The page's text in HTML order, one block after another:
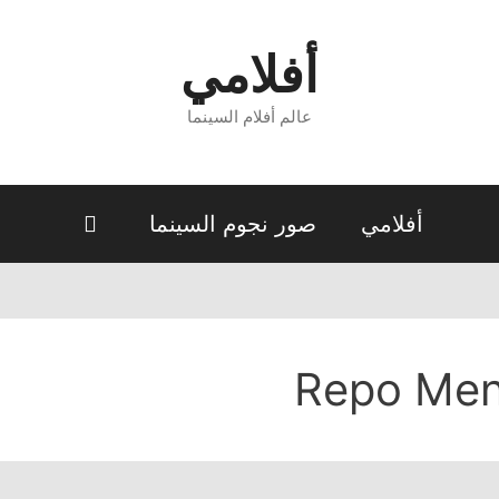
أفلامي
عالم أفلام السينما
أفلامي صور نجوم السينما
Repo